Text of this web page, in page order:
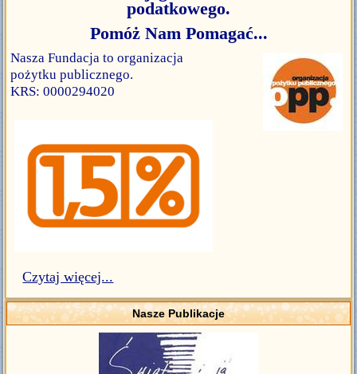
podatkowego.
Pomóż Nam Pomagać...
Nasza Fundacja to organizacja
pożytku publicznego.
KRS: 0000294020
Czytaj więcej...
Nasze Publikacje